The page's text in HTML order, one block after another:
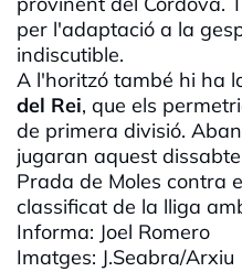
per l'adaptació a la
indiscutible.
A l'horitzó també hi ha
del Rei, que els
de primera divisió.
jugaran aquest
Prada de Moles contra
classificat de la lliga
Informa: Joel Romero
Imatges: J.Seabra/Arxiu